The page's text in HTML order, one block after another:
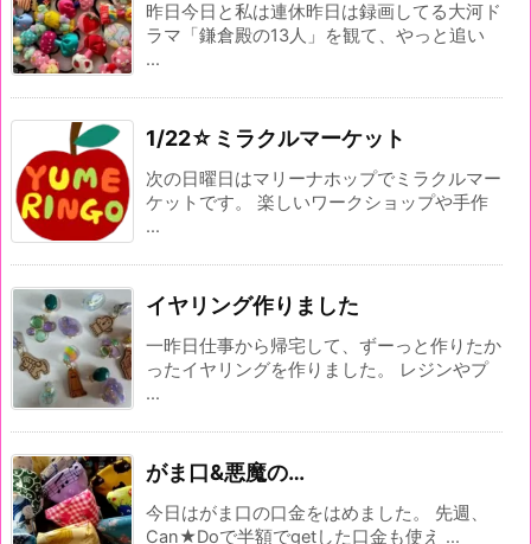
昨日今日と私は連休昨日は録画してる大河ド
ラマ「鎌倉殿の13人」を観て、やっと追い
...
1/22☆ミラクルマーケット
次の日曜日はマリーナホップでミラクルマー
ケットです。 楽しいワークショップや手作
...
イヤリング作りました
一昨日仕事から帰宅して、ずーっと作りたか
ったイヤリングを作りました。 レジンやプ
...
がま口&悪魔の…
今日はがま口の口金をはめました。 先週、
Can★Doで半額でgetした口金も使え ...